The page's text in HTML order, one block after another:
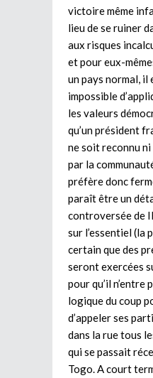
victoire même
lieu de se ruiner
aux risques
et pour eux-
un pays normal,
impossible
les valeurs
qu’un président
ne soit reconnu
par la
préfère donc
paraît être un
controversée de
sur l’essentiel (la
certain que des
seront exercées
pour qu’il n’entre
logique du coup
d’appeler ses
dans la rue tous
qui se passait
Togo. A court